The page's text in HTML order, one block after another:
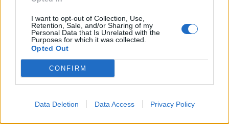
I want to opt-out of Collection, Use,
Retention, Sale, and/or Sharing of my
Personal Data that Is Unrelated with the
Purposes for which it was collected.
Opted Out
CONFIRM
Data Deletion Data Access Privacy Policy
stoney
Colonel des Forums
18052 ...